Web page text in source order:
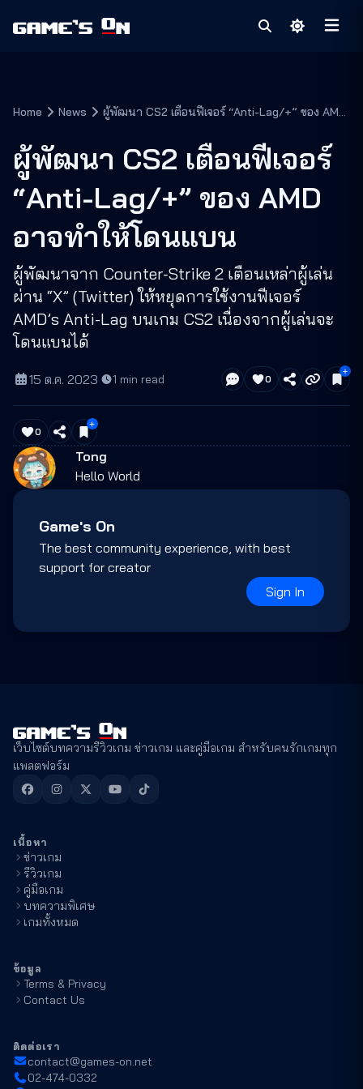
Home News
ผู้พัฒนา CS2 เตือนฟีเจอร์ “Anti-Lag/+” ของ AMD
ผู้พัฒนา CS2 เตือนฟีเจอร์
“Anti-Lag/+” ของ AMD
อาจทำให้โดนแบน
ผู้พัฒนาจาก Counter-Strike 2 เตือนเหล่าผู้เล่น
ผ่าน “X” (Twitter) ให้หยุดการใช้งานฟีเจอร์
AMD’s Anti-Lag บนเกม CS2 เนื่องจากผู้เล่นจะ
โดนแบนได้
15 ต.ค. 2023· 1 min read 0
0
Tong
Hello World
Game's On
The best community experience, with best
support for creator
Sign In
เว็บไซต์บทความรีวิวเกม ข่าวเกม และคู่มือเกม สำหรับคนรักเกมทุก
แพลตฟอร์ม
เนื้อหา
ข่าวเกม
รีวิวเกม
คู่มือเกม
บทความพิเศษ
เกมทั้งหมด
ข้อมูล
Terms & Privacy
Contact Us
ติดต่อเรา
contact@games-on.net
02-474-0332